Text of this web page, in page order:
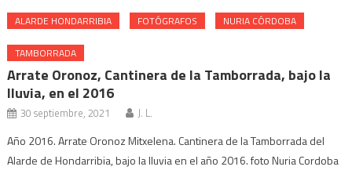
ALARDE HONDARRIBIA FOTÓGRAFOS NURIA CÓRDOBA
TAMBORRADA
Arrate Oronoz, Cantinera de la Tamborrada, bajo la
lluvia, en el 2016
30 septiembre, 2021 J. L.
Año 2016. Arrate Oronoz Mitxelena. Cantinera de la Tamborrada del
Alarde de Hondarribia, bajo la lluvia en el año 2016. foto Nuria Cordoba